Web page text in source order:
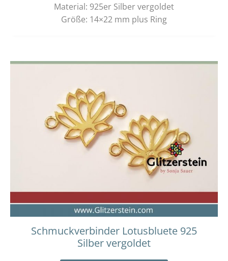
Material: 925er Silber vergoldet
Größe: 14×22 mm plus Ring
Schmuckverbinder Lotusbluete 925
Silber vergoldet